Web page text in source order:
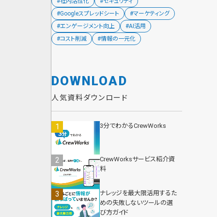
#Googleスプレッドシート
#マーケティング
#エンゲージメント向上
#AI活用
#コスト削減
#情報の一元化
DOWNLOAD
人気資料ダウンロード
3分でわかるCrewWorks
CrewWorksサービス紹介資
料
ナレッジを最大限活用するた
めの失敗しないツールの選
び方ガイド